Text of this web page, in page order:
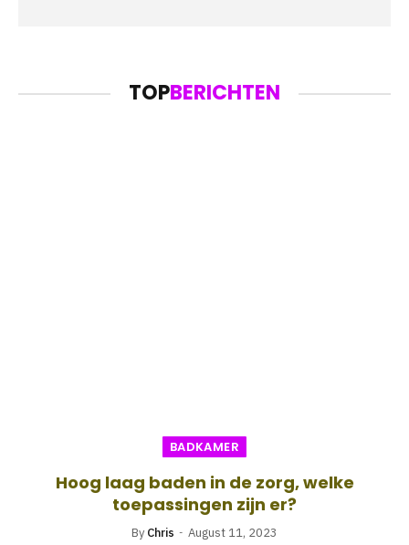
TOPBERICHTEN
BADKAMER
Hoog laag baden in de zorg, welke
toepassingen zijn er?
By Chris August 11, 2023